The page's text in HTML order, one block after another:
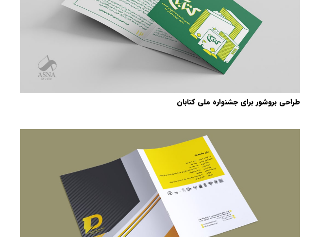
طراحی بروشور برای جشنواره ملی کتابان